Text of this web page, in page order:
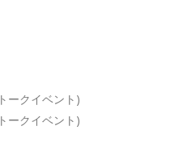
ークイベント)
ークイベント)